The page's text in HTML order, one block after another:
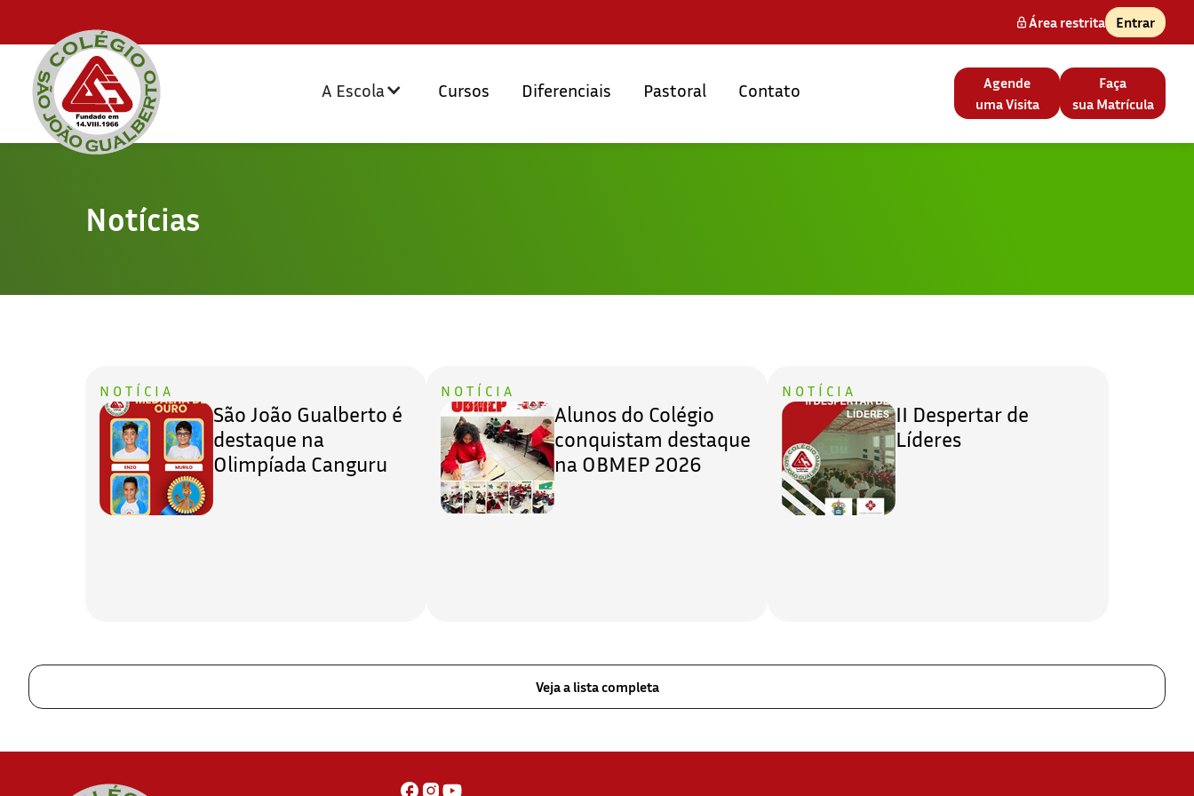
Área restrita Entrar
A Escola Cursos Diferenciais Pastoral Contato
Agende
uma Visita
Faça
sua Matrícula
Notícias
NOTÍCIA
São João Gualberto é
destaque na
Olimpíada Canguru
NOTÍCIA
Alunos do Colégio
conquistam destaque
na OBMEP 2026
NOTÍCIA
II Despertar de
Líderes
Veja a lista completa